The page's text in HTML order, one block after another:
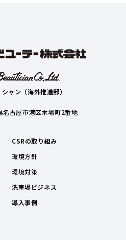
ャン（海外推進部）
古屋市港区木場町2番地
CSRの取り組み
環境方針
環境対策
洗車場ビジネス
導入事例